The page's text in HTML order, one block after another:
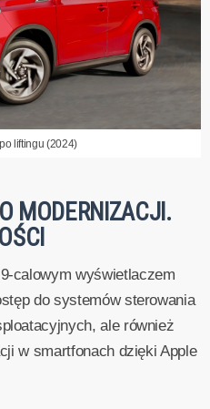
liftingu (2024)
MODERNIZACJI.
calowym wyświetlaczem
do systemów sterowania
ale również
w smartfonach dzięki Apple